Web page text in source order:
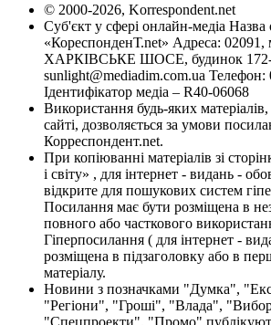
© 2000-2026, Korrespondent.net
Суб'єкт у сфері онлайн-медіа Назва
«КореспонденТ.net» Адреса: 02091,
ХАРКІВСЬКЕ ШОСЕ, будинок 172-
sunlight@mediadim.com.ua Телефон:
Ідентифікатор медіа – R40-06068
Використання будь-яких
сайті, дозволяється за умови
Корреспондент.net.
При копіюванні матеріалів зі
і світу» , для інтернет - видань -
відкрите для пошукових систем
Посилання має бути розміщена в
повного або часткового
Гіперпосилання ( для інтернет -
розміщена в підзаголовку або в
матеріалу.
Новини з позначками "Думка",
"Регіони", "Гроші", "Влада",
"Спецпроекти", "Промо"